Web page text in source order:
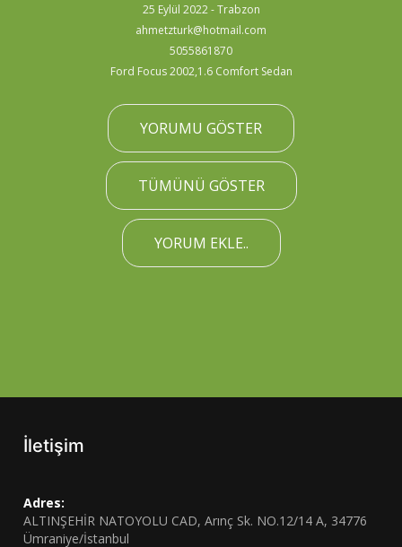
25 Eylül 2022 - Trabzon
ahmetzturk@hotmail.com
5055861870
Ford Focus 2002,1.6 Comfort Sedan
YORUMU GÖSTER
TÜMÜNÜ GÖSTER
YORUM EKLE..
İletişim
Adres:
ALTINŞEHİR NATOYOLU CAD, Arınç Sk. NO.12/14 A, 34776
Ümraniye/İstanbul